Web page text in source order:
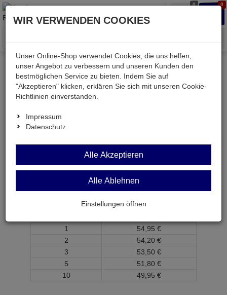
0 0
Menü
Weiter einkaufen Kessler electronic
Computer
KESVGA-SS-50V
KESVGA-SS-50V
SVGA-Monitorkabel SVGA15ST auf SVGA15ST
1
54, 95 €
2
54, 20 €
3
53, 50 €
5
51, 80 €
10
49, 95 €
WIR VERWENDEN COOKIES
Unser Online-Shop verwendet Cookies, die uns helfen,
unser Angebot zu verbessern und unseren Kunden den
bestmöglichen Service zu bieten. Indem Sie auf
"Akzeptieren" klicken, erklären Sie sich mit unseren Cookie-
Richtlinien einverstanden.
Impressum
Datenschutz
Alle Akzeptieren
Alle Ablehnen
Einstellungen öffnen